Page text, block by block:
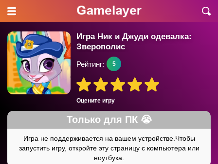
Игра Ник и Джуди одевалка:
Зверополис
Оцените игру
Рейтинг: 5